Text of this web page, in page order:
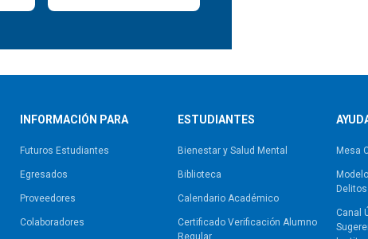
INFORMACIÓN PARA
Futuros Estudiantes
Egresados
Proveedores
Colaboradores
ESTUDIANTES
Bienestar y Salud Mental
Biblioteca
Calendario Académico
Certificado Verificación Alumno
Regular
Mesa
Delitos
Canal